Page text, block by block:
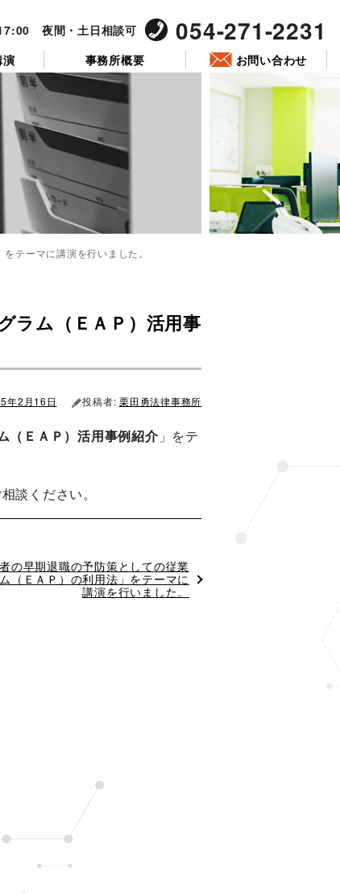
夜間・土日相談可 054-271-2231
事務所概要 お問い合わせ
テーマに講演を行いました。
ラム（ＥＡＰ）活用事
年2月16日 投稿者: 栗田勇法律事務所
（ＥＡＰ）活用事例紹介」をテ
談ください。
の早期退職の予防策としての従業
（ＥＡＰ）の利用法」をテーマに
講演を行いました。